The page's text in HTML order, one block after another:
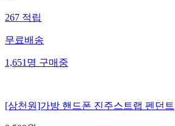
267적립
무료배송
1,651명구매중
[삼천원]가방 핸드폰 진주스트랩 펜던트